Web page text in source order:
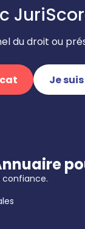
du droit ou
Je
confiance.